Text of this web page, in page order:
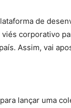
de
corporativo
Assim, vai
lançar uma